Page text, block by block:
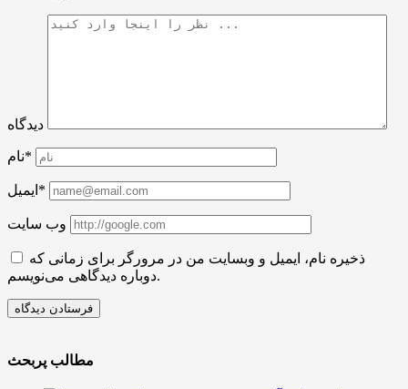
دیدگاه
نام*
ایمیل*
وب سایت
ذخیره نام، ایمیل و وبسایت من در مرورگر برای زمانی که
دوباره دیدگاهی می‌نویسم.
مطالب پربحث